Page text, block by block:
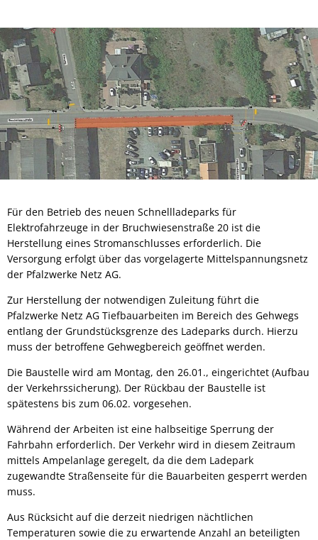
Für den Betrieb des neuen Schnellladeparks für
Elektrofahrzeuge in der Bruchwiesenstraße 20 ist die
Herstellung eines Stromanschlusses erforderlich. Die
Versorgung erfolgt über das vorgelagerte Mittelspannungsnetz
der Pfalzwerke Netz AG.
Zur Herstellung der notwendigen Zuleitung führt die
Pfalzwerke Netz AG Tiefbauarbeiten im Bereich des Gehwegs
entlang der Grundstücksgrenze des Ladeparks durch. Hierzu
muss der betroffene Gehwegbereich geöffnet werden.
Die Baustelle wird am Montag, den 26.01., eingerichtet (Aufbau
der Verkehrssicherung). Der Rückbau der Baustelle ist
spätestens bis zum 06.02. vorgesehen.
Während der Arbeiten ist eine halbseitige Sperrung der
Fahrbahn erforderlich. Der Verkehr wird in diesem Zeitraum
mittels Ampelanlage geregelt, da die dem Ladepark
zugewandte Straßenseite für die Bauarbeiten gesperrt werden
muss.
Aus Rücksicht auf die derzeit niedrigen nächtlichen
Temperaturen sowie die zu erwartende Anzahl an beteiligten